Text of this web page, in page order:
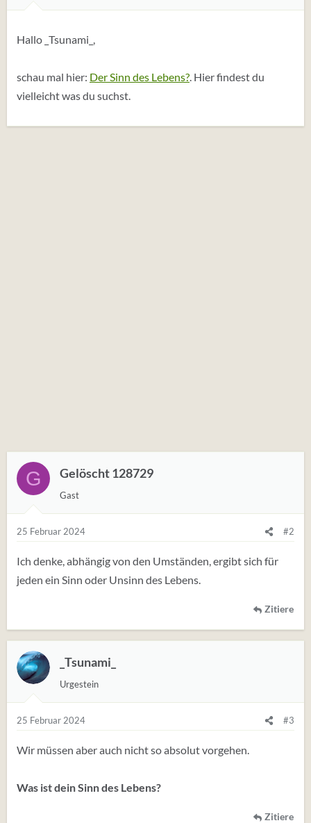
Hallo _Tsunami_,
schau mal hier: Der Sinn des Lebens?. Hier findest du
vielleicht was du suchst.
G Gelöscht 128729
Gast
25 Februar 2024 #2
Ich denke, abhängig von den Umständen, ergibt sich für
jeden ein Sinn oder Unsinn des Lebens.
Zitiere
_Tsunami_
Urgestein
25 Februar 2024 #3
Wir müssen aber auch nicht so absolut vorgehen.
Was ist dein Sinn des Lebens?
Zitiere